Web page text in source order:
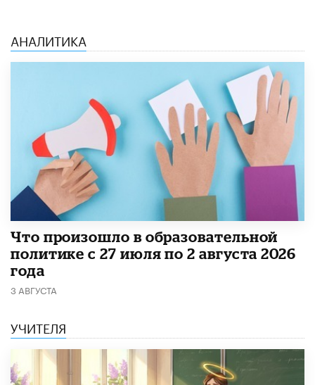
АНАЛИТИКА
​Что произошло в образовательной
политике с 27 июля по 2 августа 2026
года
3 АВГУСТА
УЧИТЕЛЯ